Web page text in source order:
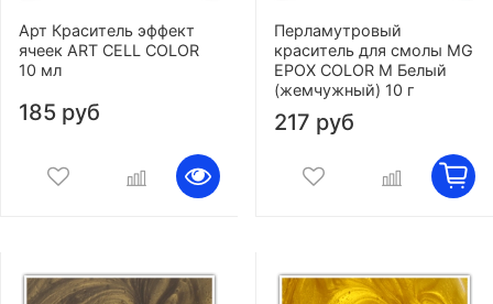
Арт Краситель эффект
ячеек ART CELL COLOR
10 мл
185 руб
Перламутровый
краситель для смолы MG
EPOX COLOR M Белый
(жемчужный) 10 г
217 руб